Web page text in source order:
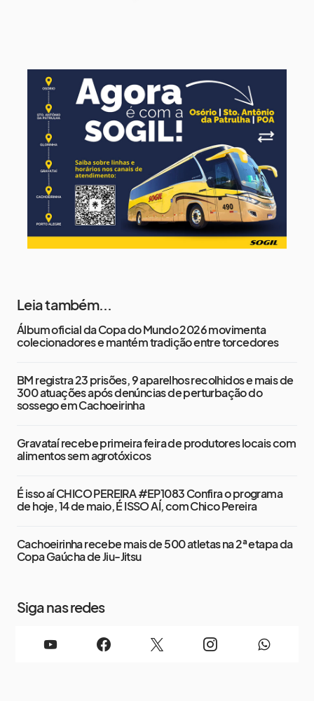
Segunda-Feira 13° 8°
11 de agosto
Terça-Feira 15° 8°
12 de agosto
Quarta-Feira 15° 8°
Leia também...
Álbum oficial da Copa do Mundo 2026 movimenta
colecionadores e mantém tradição entre torcedores
BM registra 23 prisões, 9 aparelhos recolhidos e mais de
300 atuações após denúncias de perturbação do
sossego em Cachoeirinha
Gravataí recebe primeira feira de produtores locais com
alimentos sem agrotóxicos
É isso aí CHICO PEREIRA #EP1083 Confira o programa
de hoje, 14 de maio, É ISSO AÍ, com Chico Pereira
Cachoeirinha recebe mais de 500 atletas na 2ª etapa da
Copa Gaúcha de Jiu-Jitsu
Siga nas redes